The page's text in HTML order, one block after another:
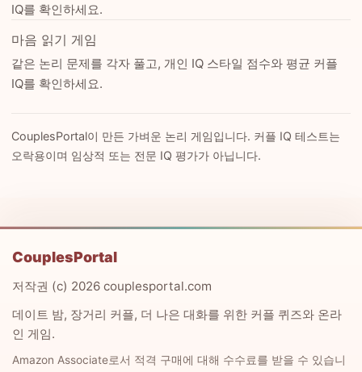
IQ를 확인하세요.
마음 읽기 게임
같은 논리 문제를 각자 풀고, 개인 IQ 스타일 점수와 평균 커플
IQ를 확인하세요.
CouplesPortal이 만든 가벼운 논리 게임입니다. 커플 IQ 테스트는
오락용이며 임상적 또는 전문 IQ 평가가 아닙니다.
CouplesPortal
저작권 (c) 2026 couplesportal.com
데이트 밤, 장거리 커플, 더 나은 대화를 위한 커플 퀴즈와 온라
인 게임.
Amazon Associate로서 적격 구매에 대해 수수료를 받을 수 있습니